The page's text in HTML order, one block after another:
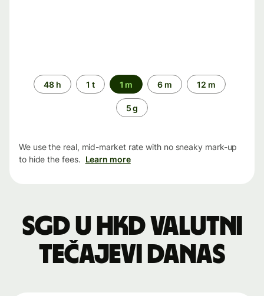
Time
period
48 h 1 t 1 m 6 m 12 m
5 g
We use the real, mid-market rate with no sneaky mark-up
to hide the fees. Learn more
SGD u HKD valutni
tečajevi danas